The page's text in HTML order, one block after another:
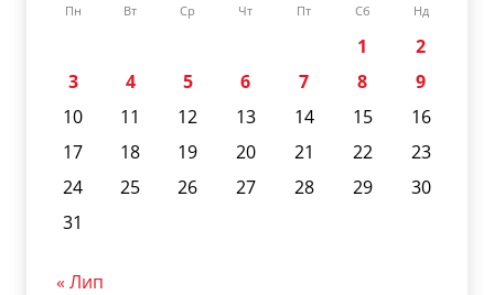
Пн Вт Ср Чт Пт Сб Нд
1
2
3
4 5 6 7 8
9
10
11 12 13 14 15
16
17
18 19 20 21 22
23
24
25 26 27 28 29
30
31
« Лип